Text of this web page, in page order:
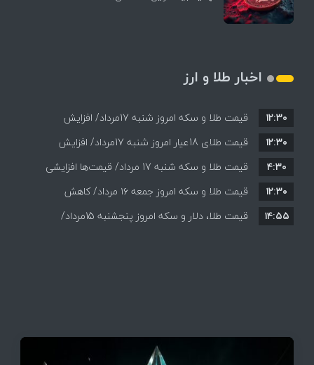
اخبار طلا و ارز
قیمت طلا و سکه امروز شنبه 17مرداد/ افزایش
همه قیمت ها + جدول و جزئیات
۱۲:۳۰
قیمت طلای 18عیار امروز شنبه 17مرداد/ افزایش
قیمت + جدول و جزئیات
۱۲:۳۰
قیمت طلا و سکه شنبه 17 مرداد/ قیمت‌ها افزایشی
۴:۳۰
قیمت طلا و سکه امروز جمعه ۱۶ مرداد/ کاهش
قیمت ها+ جدول و جزییات
۱۲:۳۰
قیمت طلا، دلار و سکه امروز پنجشنبه 15مرداد/
۱۴:۵۵